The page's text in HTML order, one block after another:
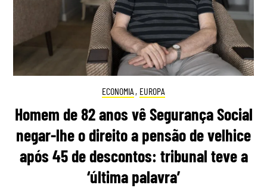
ECONOMIA , EUROPA
Homem de 82 anos vê Segurança Social
negar-lhe o direito a pensão de velhice
após 45 de descontos: tribunal teve a
‘última palavra’